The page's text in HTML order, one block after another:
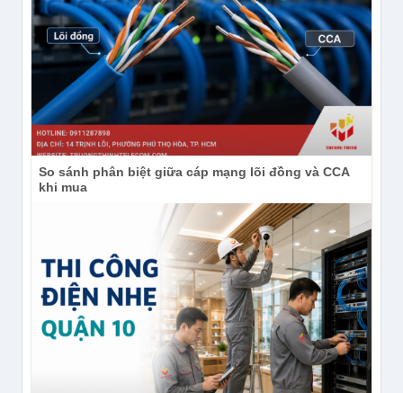
So sánh phân biệt giữa cáp mạng lõi đồng và CCA
khi mua